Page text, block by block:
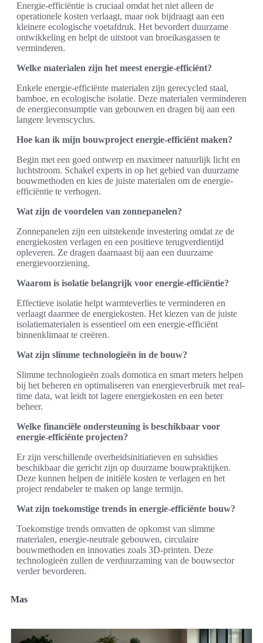
Energie-efficiëntie is cruciaal omdat het niet alleen de
operationele kosten verlaagt, maar ook bijdraagt aan een
kleinere ecologische voetafdruk. Het bevordert duurzame
ontwikkeling en helpt de uitstoot van broeikasgassen te
verminderen.
Welke materialen zijn het meest energie-efficiënt?
Enkele energie-efficiënte materialen zijn gerecycled staal,
bamboe, en ecologische isolatie. Deze materialen verminderen
de energieconsumptie van gebouwen en dragen bij aan een
langere levenscyclus.
Hoe kan ik mijn bouwproject energie-efficiënt maken?
Begin met een goed ontwerp en maximeer natuurlijk licht en
luchtstroom. Schakel experts in op het gebied van duurzame
bouwmethoden en kies de juiste materialen om de energie-
efficiëntie te verhogen.
Wat zijn de voordelen van zonnepanelen?
Zonnepanelen zijn een uitstekende investering omdat ze de
energiekosten verlagen en een positieve terugverdientijd
opleveren. Ze dragen daarnaast bij aan een duurzame
energievoorziening.
Waarom is isolatie belangrijk voor energie-efficiëntie?
Effectieve isolatie helpt warmteverlies te verminderen en
verlaagt daarmee de energiekosten. Het kiezen van de juiste
isolatiematerialen is essentieel om een energie-efficiënt
binnenklimaat te creëren.
Wat zijn slimme technologieën in de bouw?
Slimme technologieën zoals domotica en smart meters helpen
bij het beheren en optimaliseren van energieverbruik met real-
time data, wat leidt tot lagere energiekosten en een beter
beheer.
Welke financiële ondersteuning is beschikbaar voor
energie-efficiënte projecten?
Er zijn verschillende overheidsinitiatieven en subsidies
beschikbaar die gericht zijn op duurzame bouwpraktijken.
Deze kunnen helpen de initiële kosten te verlagen en het
project rendabeler te maken op lange termijn.
Wat zijn toekomstige trends in energie-efficiënte bouw?
Toekomstige trends omvatten de opkomst van slimme
materialen, energie-neutrale gebouwen, circulaire
bouwmethoden en innovaties zoals 3D-printen. Deze
technologieën zullen de verduurzaming van de bouwsector
verder bevorderen.
Mas